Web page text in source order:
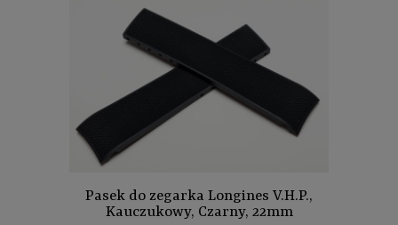
Pasek do zegarka Longines V.H.P.,
Kauczukowy, Czarny, 22mm